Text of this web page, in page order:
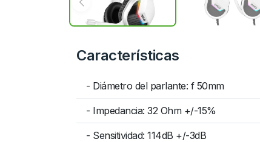
Características
- Diámetro del parlante: f 50mm
- Impedancia: 32 Ohm +/-15%
- Sensitividad: 114dB +/-3dB